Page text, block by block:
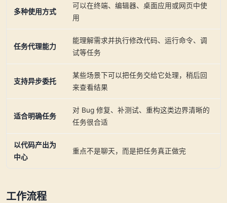
多种使用方式
可以在终端、编辑器、桌面应用或网页中使
用
任务代理能力
能理解需求并执行修改代码、运行命令、调
试等任务
支持异步委托
某些场景下可以把任务交给它处理，稍后回
来查看结果
适合明确任务
对 Bug 修复、补测试、重构这类边界清晰的
任务很合适
以代码产出为
中心
重点不是聊天，而是把任务真正做完
工作流程